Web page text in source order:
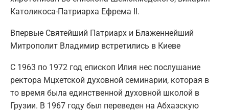
Католикоса-Патриарха Ефрема II.
Впервые Святейший Патриарх и Блаженнейший
Митрополит Владимир встретились в Киеве
С 1963 по 1972 год епископ Илия нес послушание
ректора Мцхетской духовной семинарии, которая в
то время была единственной духовной школой в
Грузии. В 1967 году был переведен на Абхазскую